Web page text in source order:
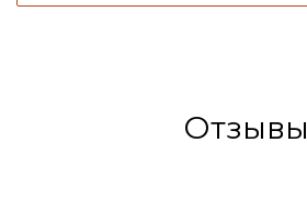
Отзывы